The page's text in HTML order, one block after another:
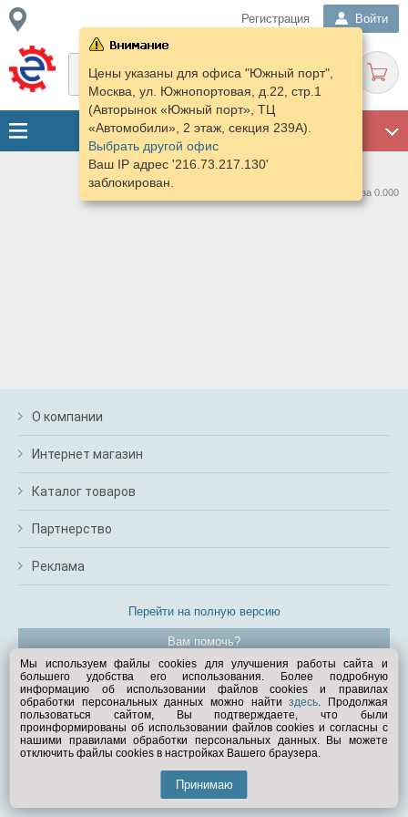
Регистрация Войти
Цены указаны для офиса "Южный порт",
Москва, ул. Южнопортовая, д.22, стр.1
(Авторынок «Южный порт», ТЦ
«Автомобили», 2 этаж, секция 239А).
Выбрать другой офис
Ваш IP адрес '216.73.217.130'
заблокирован.
Нашлось предложений: 0 за 0.000
О компании
Интернет магазин
Каталог товаров
Партнерство
Реклама
Перейти на полную версию
Вам помочь?
© Exist.ru 1998—2026
Мы используем файлы cookies для улучшения работы сайта и
большего удобства его использования. Более подробную
информацию об использовании файлов cookies и правилах
обработки персональных данных можно найтиздесь. Продолжая
пользоваться сайтом, Вы подтверждаете, что были
проинформированы об использовании файлов cookies и согласны с
нашими правилами обработки персональных данных. Вы можете
отключить файлы cookies в настройках Вашего браузера.
Принимаю